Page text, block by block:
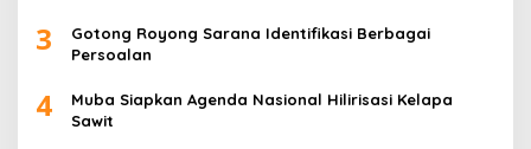
3
Gotong Royong Sarana Identifikasi Berbagai
Persoalan
4
Muba Siapkan Agenda Nasional Hilirisasi Kelapa
Sawit